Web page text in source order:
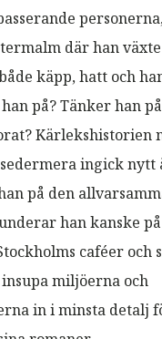
där han
käpp, hatt och
på? Tänker han
Kärlekshistorien
sedermera ingick nytt
på den
han kanske
caféer och
miljöerna och
in i minsta detalj